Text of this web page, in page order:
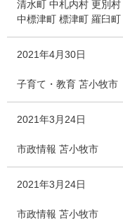
清水町 中札内村 更別村
中標津町 標津町 羅臼町
2021年4月30日
子育て・教育 苫小牧市
2021年3月24日
市政情報 苫小牧市
2021年3月24日
市政情報 苫小牧市